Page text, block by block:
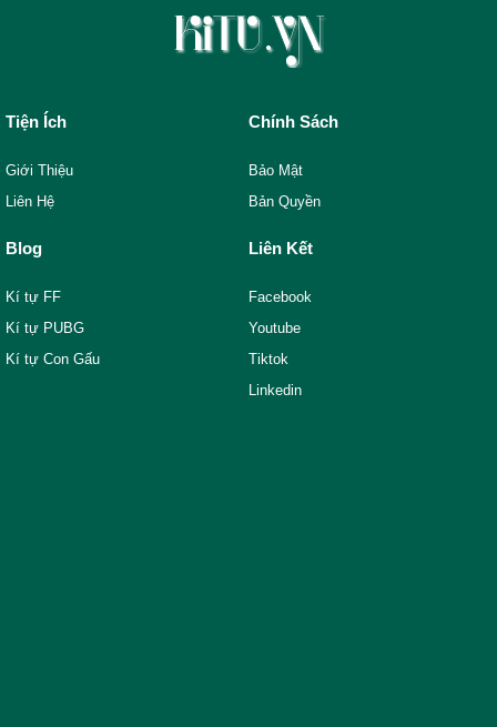
Tiện Ích
Giới Thiệu
Liên Hệ
Chính Sách
Bảo Mật
Bản Quyền
Blog
Kí tự FF
Kí tự PUBG
Kí tự Con Gấu
Liên Kết
Facebook
Youtube
Tiktok
Linkedin